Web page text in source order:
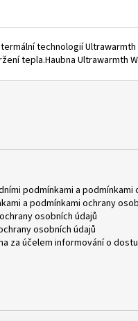
technologií
tepla.Haubna Ultrawarmth
podmínkami a podmínkami
a podmínkami ochrany
osobních údajů
osobních údajů
za účelem informování o